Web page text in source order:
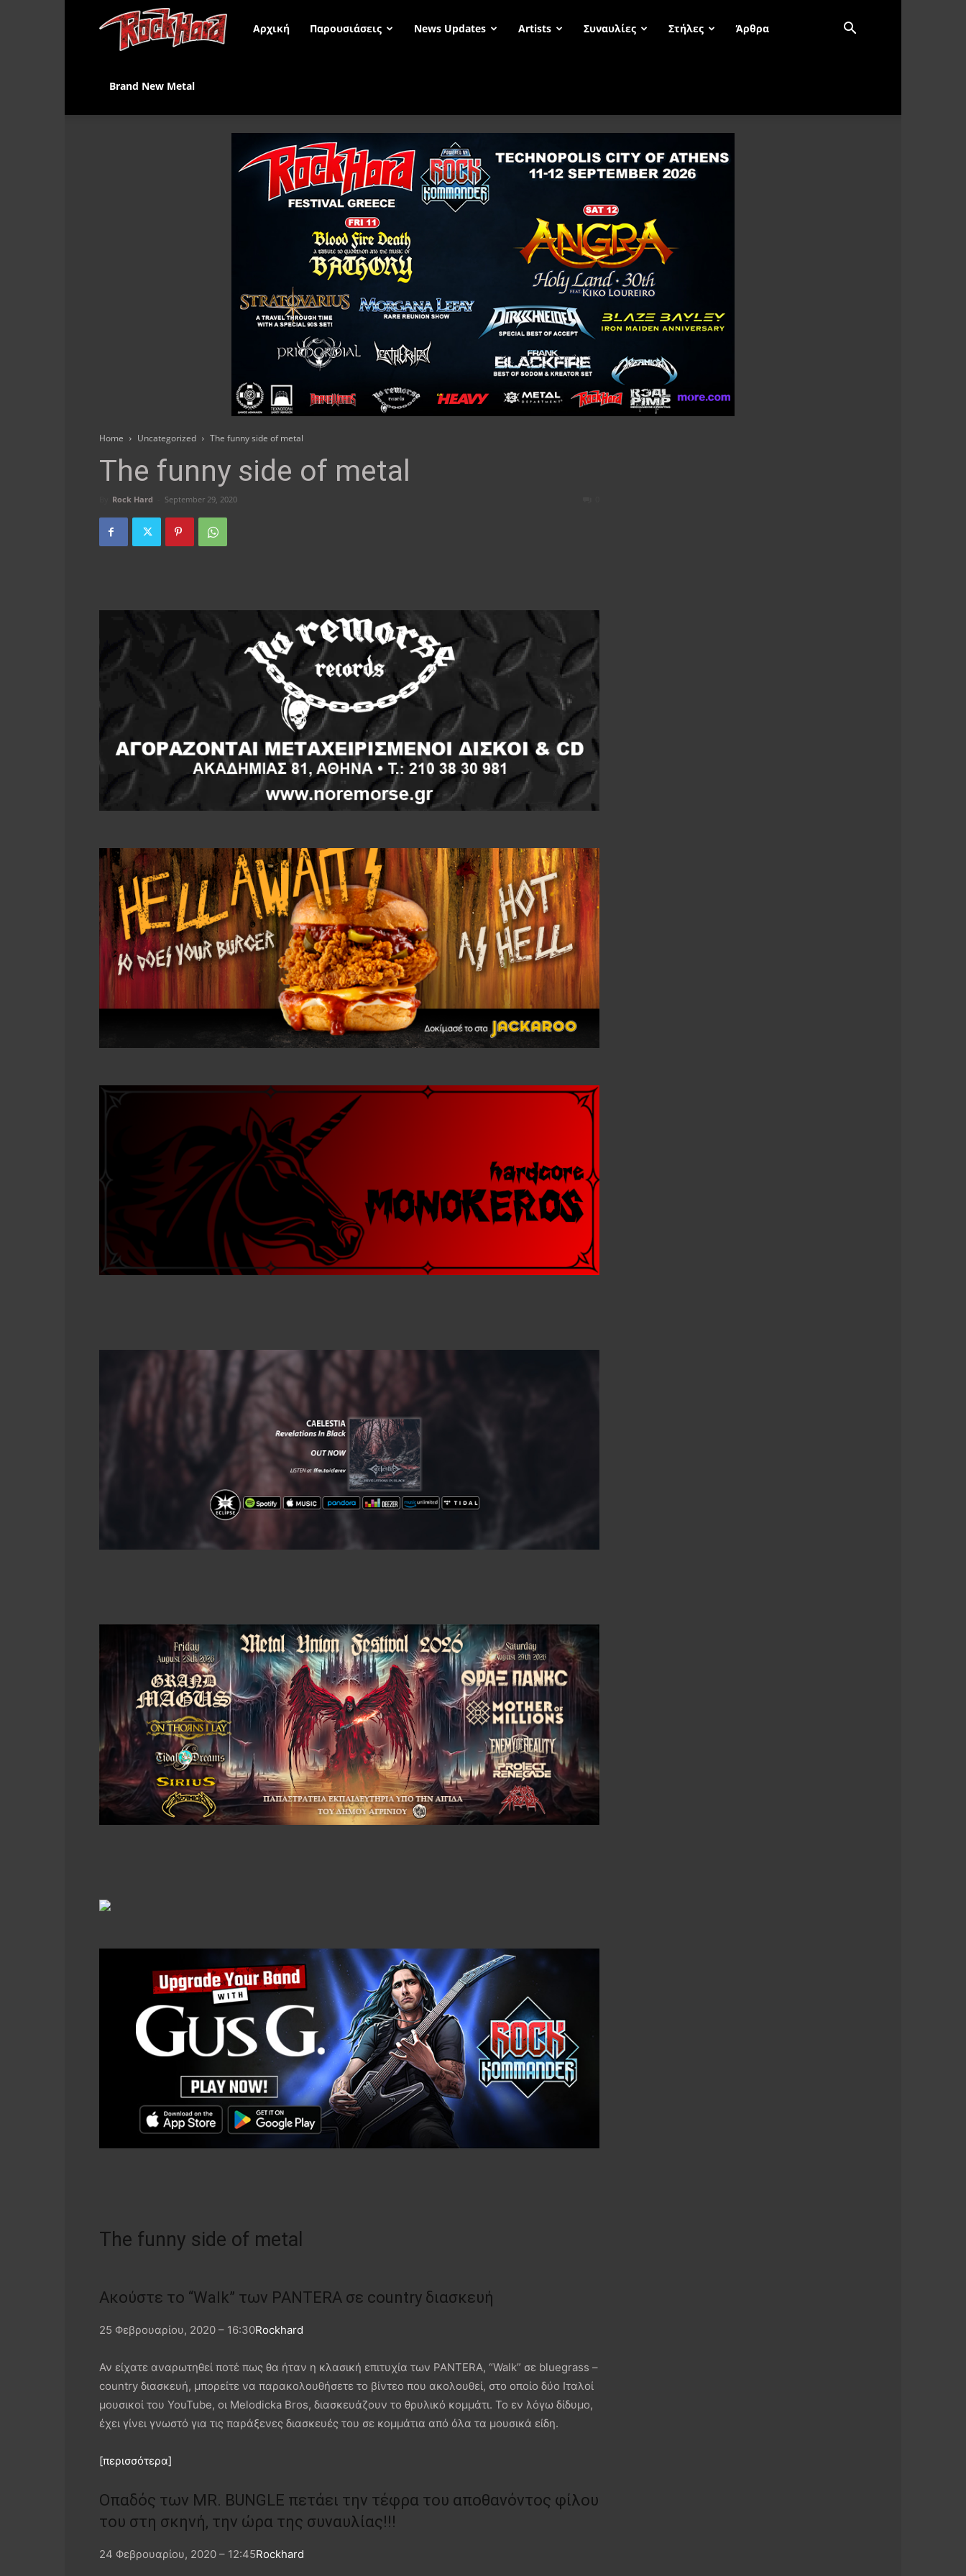
Rock
Αρχική Παρουσιάσεις News Updates Artists Συναυλίες Στήλες Άρθρα
Brand New Metal
Home Uncategorized The funny side of metal
The funny side of metal
Rock Hard September 29, 2020
The funny side of metal
Ακούστε το “Walk” των PANTERA σε country διασκευή
25 Φεβρουαρίου, 2020 – 16:30Rockhard
Αν είχατε αναρωτηθεί ποτέ πως θα ήταν η κλασική επιτυχία των PANTERA, “Walk” σε bluegrass –
country διασκευή, μπορείτε να παρακολουθήσετε το βίντεο που ακολουθεί, στο οποίο δύο Ιταλοί
μουσικοί του YouTube, οι Melodicka Bros, διασκευάζουν το θρυλικό κομμάτι. Το εν λόγω δίδυμο,
έχει γίνει γνωστό για τις παράξενες διασκευές του σε κομμάτια από όλα τα μουσικά είδη.
[περισσότερα]
Οπαδός των MR. BUNGLE πετάει την τέφρα του αποθανόντος φίλου
του στη σκηνή, την ώρα της συναυλίας!!!
24 Φεβρουαρίου, 2020 – 12:45Rockhard